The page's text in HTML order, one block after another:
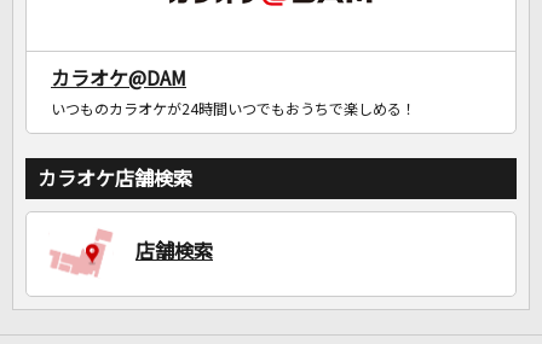
カラオケ@DAM
いつものカラオケが24時間いつでもおうちで楽しめる！
カラオケ店舗検索
店舗検索